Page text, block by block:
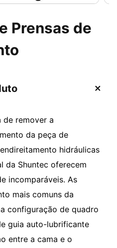
Prensas de
de remover a
da peça de
hidráulicas
da Shuntec oferecem
incomparáveis. As
mais comuns da
configuração de quadro
guia auto-lubrificante
entre a cama e o